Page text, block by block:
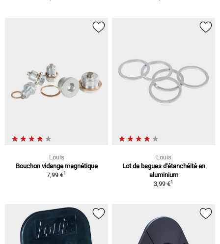
Louis
Bouchon vidange magnétique
7,99 €1
Louis
Lot de bagues d'étanchéité en
aluminium
3,99 €1